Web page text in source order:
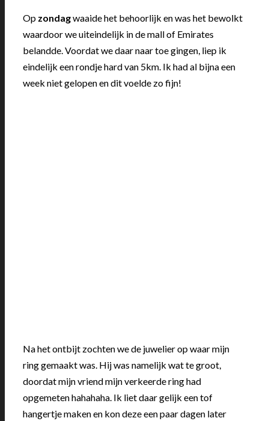
Op zondagwaaide het behoorlijk en was het bewolkt
waardoor we uiteindelijk in de mall of Emirates
belandde. Voordat we daar naar toe gingen, liep ik
eindelijk een rondje hard van 5km. Ik had al bijna een
week niet gelopen en dit voelde zo fijn!
Na het ontbijt zochten we de juwelier op waar mijn
ring gemaakt was. Hij was namelijk wat te groot,
doordat mijn vriend mijn verkeerde ring had
opgemeten hahahaha. Ik liet daar gelijk een tof
hangertje maken en kon deze een paar dagen later